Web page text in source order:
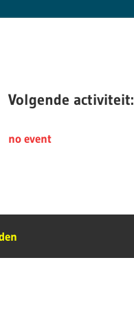
Volgende activiteit:
no event